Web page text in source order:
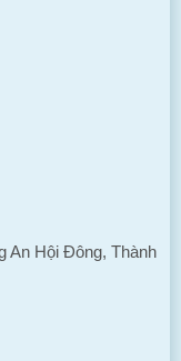
An Hội Đông, Thành